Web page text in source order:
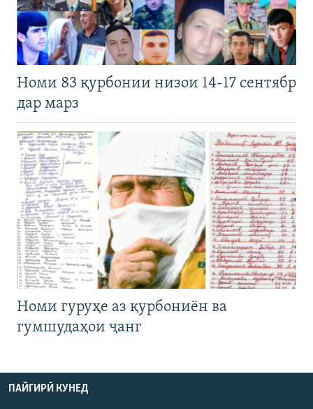
Номи 83 қурбонии низои 14-17 сентябр
дар марз
Номи гуруҳе аз қурбониён ва
гумшудаҳои ҷанг
ПАЙГИРӢ КУНЕД